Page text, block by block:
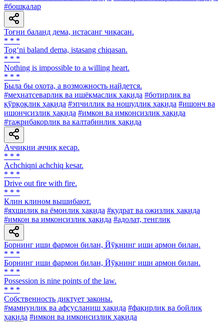
#бошқалар
Тоғни баланд дема, истасанг чиқасан.
* * *
Tog‘ni baland dema, istasang chiqasan.
* * *
Nothing is impossible to a willing heart.
* * *
Была бы охота, а возможность найдется.
#меҳнатсеварлик ва ишёқмаслик ҳақида #ботирлик ва
қўрқоқлик ҳақида #эпчиллик ва ношудлик ҳақида #ишонч ва
ишончсизлик ҳақида #имкон ва имконсизлик ҳақида
#тажрибакорлик ва калтабинлик ҳақида
Аччиқни аччиқ кесар.
* * *
Achchiqni achchiq kesar.
* * *
Drive out fire with fire.
* * *
Клин клином вышибают.
#яхшилик ва ёмонлик ҳақида #қудрат ва ожизлик ҳақида
#имкон ва имконсизлик ҳақида #адолат, тенглик
Борнинг иши фармон билан, Йўқнинг иши армон билан.
* * *
Борнинг иши фармон билан, Йўқнинг иши армон билан.
* * *
Possession is nine points of the law.
* * *
Собственность диктует законы.
#мамнунлик ва афсусланиш ҳақида #фақирлик ва бойлик
ҳақида #имкон ва имконсизлик ҳақида